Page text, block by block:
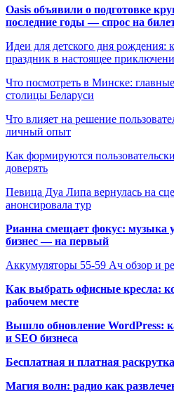
Oasis объявили о подготовке
последние годы — спрос на
Идеи для детского дня рождения:
праздник в настоящее
Что посмотреть в Минске:
столицы Беларуси
Что влияет на решение
личный опыт
Как формируются
доверять
Певица Дуа Липа вернулась на
анонсировала тур
Рианна смещает фокус: музыка
бизнес — на первый
Аккумуляторы 55-59 Ач обзор и
Как выбрать офисные кресла:
рабочем месте
Вышло обновление WordPress:
и SEO бизнеса
Бесплатная и платная
Магия волн: радио как